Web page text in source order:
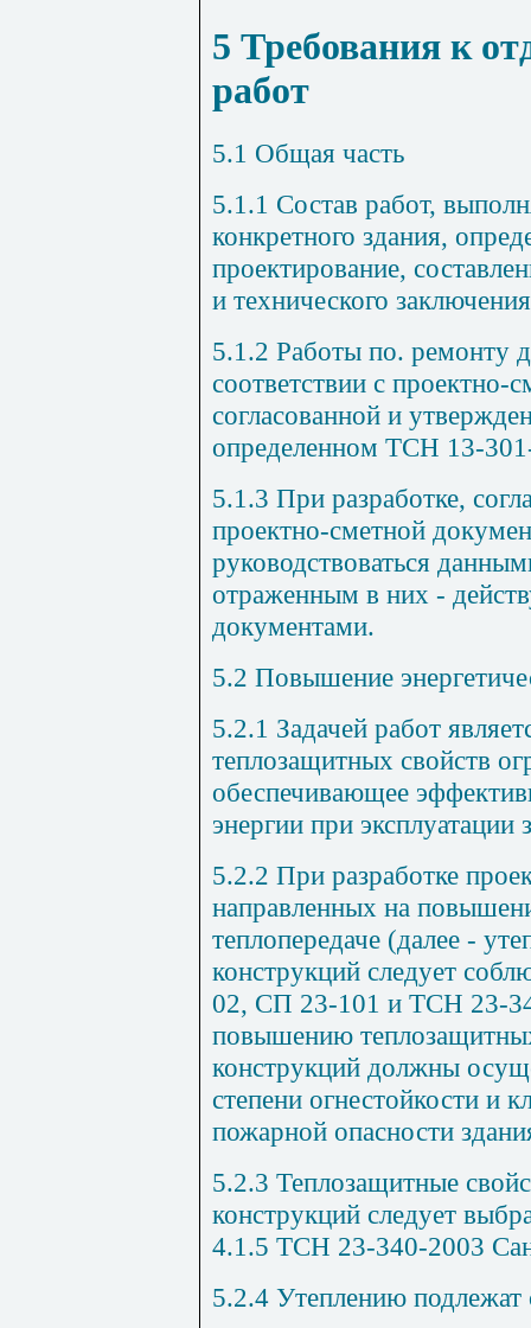
5 Требования к
работ
5.1 Общая часть
5.1.1 Состав работ,
конкретного здания,
проектирование,
и технического
5.1.2 Работы по. ремонту
соответствии с проектно-
согласованной и
определенном ТСН 13-
5.1.3 При разработке,
проектно-сметной
руководствоваться
отраженным в них -
документами.
5.2 Повышение
5.2.1 Задачей работ
теплозащитных свойств
обеспечивающее
энергии при эксплуатации
5.2.2 При разработке
направленных на
теплопередаче (далее -
конструкций следует
02, СП 23-101 и ТСН 23-
повышению теплозащ
конструкций должны
степени огнестойкости и
пожарной опасности
5.2.3 Теплозащитные
конструкций следует
4.1.5 ТСН 23-340-2003
5.2.4 Утеплению